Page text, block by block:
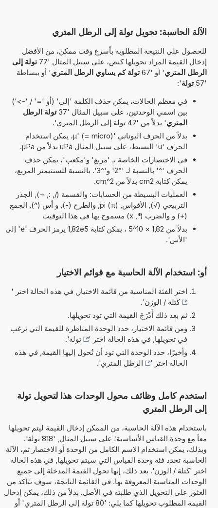
الآلة الحاسبة: تحويل تولة إلى الرطل المتري
للحصول على النتيجة المطلوبة بأسرع وقت ممكن، من الأفضل
إدخال القيمة المراد تحويلها كنص، على سبيل المثال '77
تولة إلى
الرطل المتري' أو '67 تولة كم يساوي الرطل المتري' أو ببساطة
'57
تولة':
في معظم الحالات، يمكن حذف الكلمة 'إلى' (أو '=' / '->')
بين اسمي الوحدتين، على سبيل المثال '37
تولة الرطل
المتري' بدلاً من '47 تولة إلى الرطل المتري'.
بدلاً من الحرف اليوناني 'µ' (= micro)، يمكن استخدام
الحرف 'u' البسيط، على سبيل المثال uPa بدلاً من µPa.
في الاختصارات الخاصة بـ 'مربع' و'مكعب'، يمكن حذف
الحرف '^' بالنسبة لـ '^2' و'^3'. بالنسبة للسنتيمتر المربع،
يمكن كتابة cm2 بدلاً من cm^2.
العمليات البسيطة من الحسابات: والقسمة (/, :, ÷), الجذر
التربيعي (√), الأقواس, pi (π), والطرح (-), و أس (^), الجمع
(+) و والضرب (*, x) مسموح بها في هذا التوقيت
بدلاً من 1,82 × 10^5 ، يمكن كتابة 1,82e5 يرمز الحرف 'e' إلى
'الأس'.
أو: استخدام الآلة الحاسبة مع قوائم الاختيار
اختر الفئة المناسبة من قائمة الاختيار, في هذه الحالة اختر '
كتلة / الوزن'.
ثم بعد ذلك أَدْرَجَ القيمة التي تود تحويلها.
ومن قائمة الاختيار، حدد الوحدة المناظرة للقيمة التي ترغب
في تحويلها, في هذه الحالة اختر '
تولة'.
وأخيرًا، حدد الوحدة التي تود أن تُحول إليها القيمة, في هذه
الحالة اختر '
الرطل المتري'.
استخدم كامل وظائف محول الوحدات هذا لتحويل تولة
إلى الرطل المتري
باستخدام هذه الآلة الحاسبة، من الممكن إدخال القيمة ليتم تحويلها
معاً مع وحدة القياس الأساسية؛ على سبيل المثال, '818 تولة'.
وبذلك، يمكن استخدام الاسم الكامل من الوحدة أو الاختصار ثم، الآلة
الحاسبة تحدد فئة وحدة القياس التي سيتم تحويلها, في هذه الحالة
اختر 'كتلة / الوزن'. بعد ذلك، إنها تحول القيمة المدخلة إلى جميع
الوحدات المناسبة المعروفة بها. في القائمة الناتجة، سوف تتأكد من
العثور على التحويل الذي طلبته في الأصل. بدلاً من ذلك، يمكن إدخال
القيمة المطلوب تحويلها كما يلي: '80 تولة إلى الرطل المتري' أو